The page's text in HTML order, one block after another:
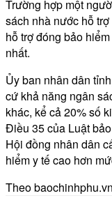
Trường hợp một
sách nhà nước hỗ
hỗ trợ đóng bảo
nhất.
Ủy ban nhân dân
cứ khả năng ngân
khác, kể cả 20% số
Điều 35 của Luật
Hội đồng nhân dân
hiểm y tế cao hơn
Theo baochinhphu.vn